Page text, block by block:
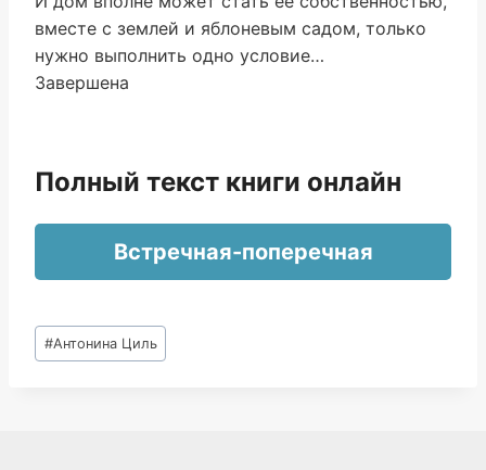
вместе с землей и яблоневым садом, только
нужно выполнить одно условие…
Завершена
Полный текст книги онлайн
Встречная-поперечная
Метки
записи:
#Антонина Циль